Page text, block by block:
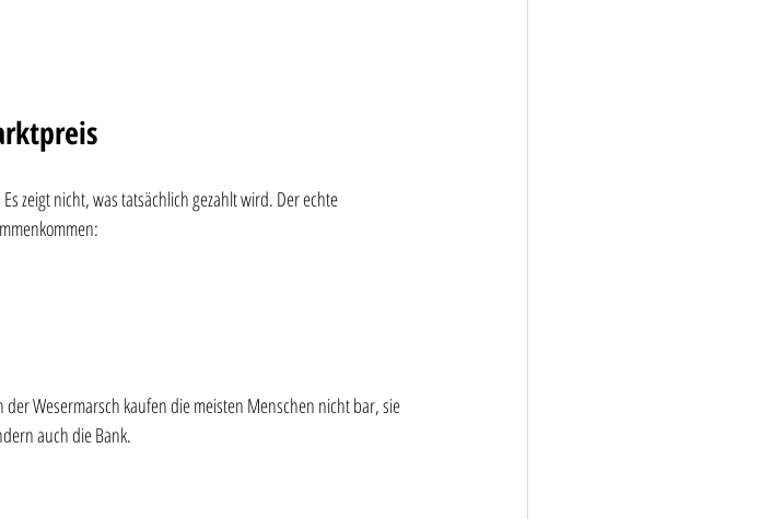
zeigt nicht, was tatsächlich gezahlt wird. Der echte
Wesermarsch kaufen die meisten Menschen nicht bar, sie
auch die Bank.